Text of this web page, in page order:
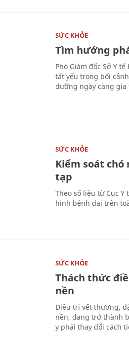
SỨC KHỎE
Tìm hướng
Phó Giám đốc Sở Y
tất yếu trong bối
dưỡng ngày càng gia
SỨC KHỎE
Kiểm soát
tạp
Theo số liệu từ Cục
hình bệnh dại trên
SỨC KHỎE
Thách thức
nền
Điều trị vết thương,
nền, đang trở thành
y phải thay đổi cách